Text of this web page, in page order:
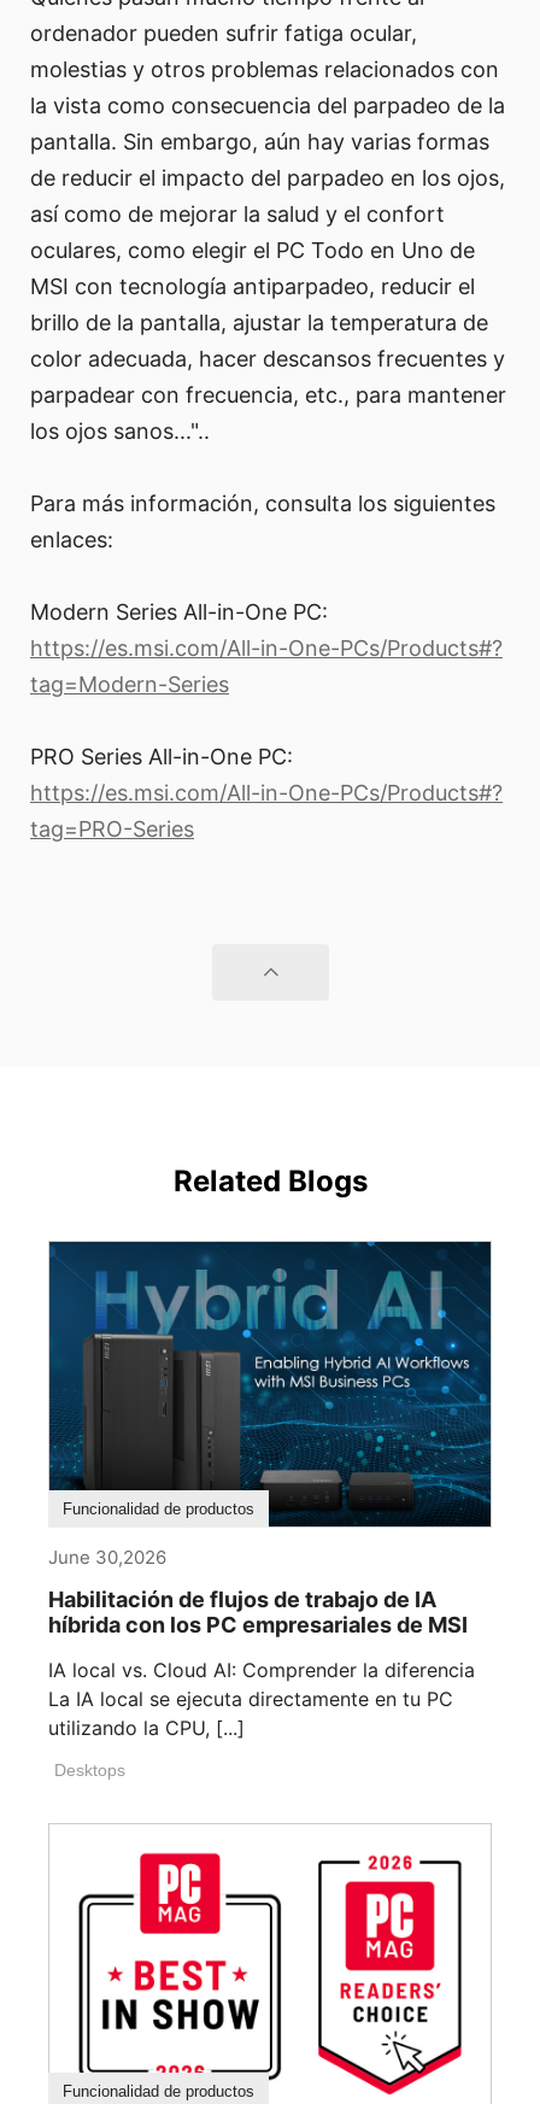
ordenador pueden sufrir fatiga ocular,
molestias y otros problemas relacionados con
la vista como consecuencia del parpadeo de la
pantalla. Sin embargo, aún hay varias formas
de reducir el impacto del parpadeo en los ojos,
así como de mejorar la salud y el confort
oculares, como elegir el PC Todo en Uno de
MSI con tecnología antiparpadeo, reducir el
brillo de la pantalla, ajustar la temperatura de
color adecuada, hacer descansos frecuentes y
parpadear con frecuencia, etc., para mantener
los ojos sanos..."..
Para más información, consulta los siguientes
enlaces:
Modern Series All-in-One PC:
https://es.msi.com/All-in-One-PCs/Products#?
tag=Modern-Series
PRO Series All-in-One PC:
https://es.msi.com/All-in-One-PCs/Products#?
tag=PRO-Series
Related Blogs
Funcionalidad de productos
June 30,2026
Habilitación de flujos de trabajo de IA
híbrida con los PC empresariales de MSI
IA local vs. Cloud AI: Comprender la diferencia
La IA local se ejecuta directamente en tu PC
utilizando la CPU, [...]
Desktops
Funcionalidad de productos